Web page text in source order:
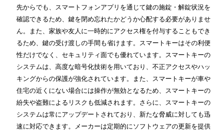
先からでも、スマートフォンアプリを通じて鍵の施錠・解錠状況を
確認できるため、鍵を閉め忘れたかどうか心配する必要がありませ
ん。また、家族や友人に一時的にアクセス権を付与することもでき
るため、鍵の受け渡しの手間も省けます。スマートキーはその利便
性だけでなく、セキュリティ面でも優れています。スマートキーの
システムは、高度な暗号化技術を用いており、不正アクセスやハッ
キングからの保護が強化されています。また、スマートキーが車や
住宅の近くにない場合には操作が無効となるため、スマートキーの
紛失や盗難によるリスクも低減されます。さらに、スマートキーの
システムは常にアップデートされており、新たな脅威に対しても迅
速に対応できます。メーカーは定期的にソフトウェアの更新を提供